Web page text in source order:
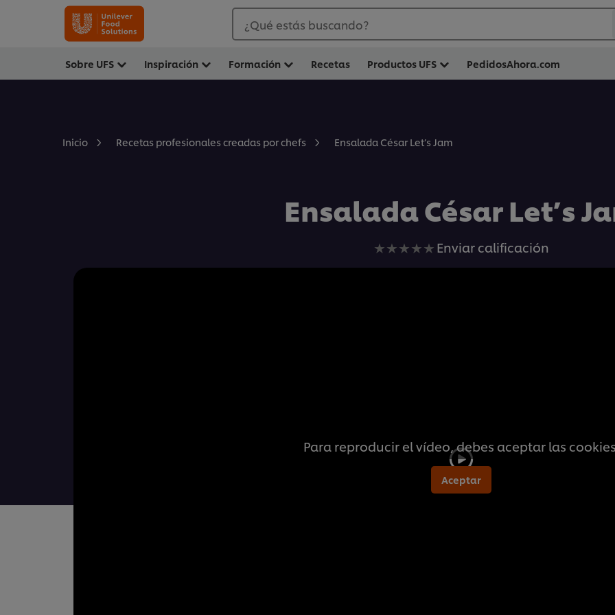
¿Qué estás buscando?
Sobre UFS Inspiración Formación Recetas Productos UFS PedidosAhora.com
Inicio Recetas profesionales creadas por chefs Ensalada César Let’s Jam
Ensalada César Let’s
No
se
Enviar calificación
Para reproducir el vídeo, debes aceptar las
Aceptar